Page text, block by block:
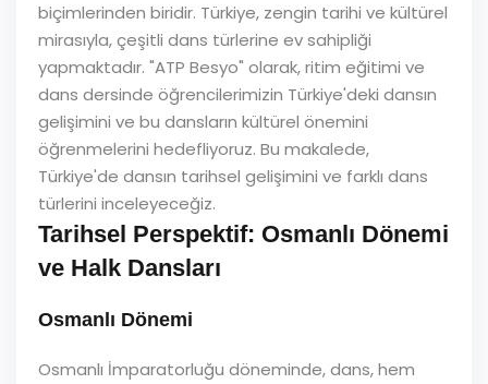
biçimlerinden biridir. Türkiye, zengin tarihi ve kültürel
mirasıyla, çeşitli dans türlerine ev sahipliği
yapmaktadır. "ATP Besyo" olarak, ritim eğitimi ve
dans dersinde öğrencilerimizin Türkiye'deki dansın
gelişimini ve bu dansların kültürel önemini
öğrenmelerini hedefliyoruz. Bu makalede,
Türkiye'de dansın tarihsel gelişimini ve farklı dans
türlerini inceleyeceğiz.
Tarihsel Perspektif: Osmanlı Dönemi
ve Halk Dansları
Osmanlı Dönemi
Osmanlı İmparatorluğu döneminde, dans, hem